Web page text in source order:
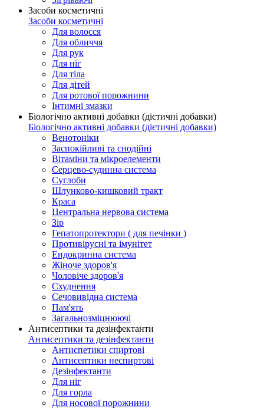
Засоби косметичні
Засоби косметичні
Для волосся
Для обличчя
Для рук
Для ніг
Для тіла
Для дітей
Для ротової порожнини
Інтимні змазки
Біологічно активні добавки (дієтичні добавки)
Біологічно активні добавки (дієтичні добавки)
Венотоніки
Заспокійливі та снодійні
Вітаміни та мікроелементи
Серцево-судинна система
Суглоби
Шлунково-кишковий тракт
Краса
Центральна нервова система
Зір
Гепатопротектори ( для печінки )
Противірусні та імунітет
Ендокринна система
Жіноче здоров'я
Чоловіче здоров'я
Схуднення
Сечовивідна система
Пам'ять
Загальнозміцнюючі
Антисептики та дезінфектанти
Антисептики та дезінфектанти
Антиспетики спиртові
Антисептики неспиртові
Дезінфектанти
Для ніг
Для горла
Для носової порожнини